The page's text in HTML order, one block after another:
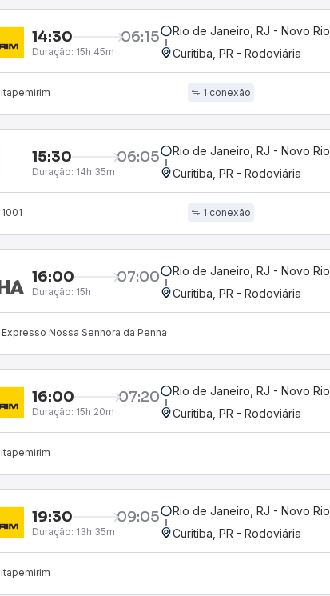
14:30 06:15
Duração: 15h 45m
Rio de Janeiro, RJ - Novo Rio
Curitiba, PR - Rodoviária
1 conexão
15:30 06:05
Duração: 14h 35m
Rio de Janeiro, RJ - Novo Rio
Curitiba, PR - Rodoviária
1 conexão
16:00 07:00
Duração: 15h
Rio de Janeiro, RJ - Novo Rio
Curitiba, PR - Rodoviária
Nossa Senhora da Penha
16:00 07:20
Duração: 15h 20m
Rio de Janeiro, RJ - Novo Rio
Curitiba, PR - Rodoviária
19:30 09:05
Duração: 13h 35m
Rio de Janeiro, RJ - Novo Rio
Curitiba, PR - Rodoviária